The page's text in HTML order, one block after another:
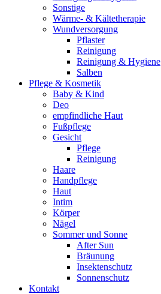
Sonstige
Wärme- & Kältetherapie
Wundversorgung
Pflaster
Reinigung
Reinigung & Hygiene
Salben
Pflege & Kosmetik
Baby & Kind
Deo
empfindliche Haut
Fußpflege
Gesicht
Pflege
Reinigung
Haare
Handpflege
Haut
Intim
Körper
Nägel
Sommer und Sonne
After Sun
Bräunung
Insektenschutz
Sonnenschutz
Kontakt